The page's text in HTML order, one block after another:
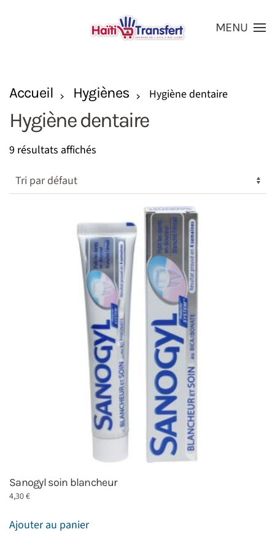
Skip to main content
MENU
Accueil Hygiènes Hygiène dentaire
Hygiène dentaire
9 résultats affichés
Sanogyl soin blancheur
4,30€
Ajouter au panier